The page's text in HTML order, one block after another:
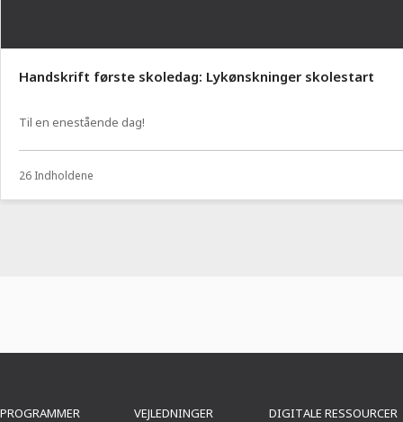
Handskrift første skoledag: Lykønskninger skolestart
Til en enestående dag!
26 Indholdene
PROGRAMMER
VEJLEDNINGER
DIGITALE RESSOURCER